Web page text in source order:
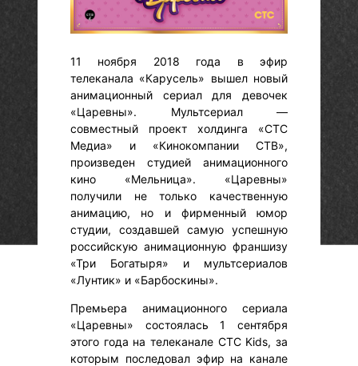
11 ноября 2018 года в эфир
телеканала «Карусель» вышел новый
анимационный сериал для девочек
«Царевны». Мультсериал —
совместный проект холдинга «СТС
Медиа» и «Кинокомпании СТВ»,
произведен студией анимационного
кино «Мельница». «Царевны»
получили не только качественную
анимацию, но и фирменный юмор
студии, создавшей самую успешную
российскую анимационную франшизу
«Три Богатыря» и мультсериалов
«Лунтик» и «Барбоскины».
Премьера анимационного сериала
«Царевны» состоялась 1 сентября
этого года на телеканале СТС Kids, за
которым последовал эфир на канале